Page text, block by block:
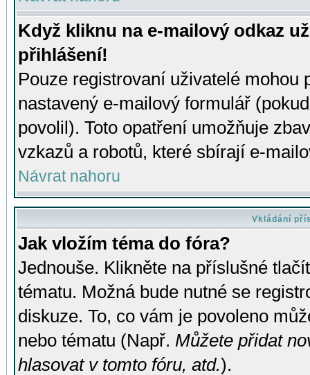
Když kliknu na e-mailový odkaz
přihlášení!
Pouze registrovaní uživatelé mohou
nastavený e-mailový formulář
povolil). Toto opatření umožňuje
vzkazů a robotů, které sbírají e-
Návrat nahoru
Vkládání
Jak vložím téma do fóra?
Jednouše. Klikněte na příslušné
tématu. Možná bude nutné se
diskuze. To, co vám je povoleno
nebo tématu (Např. Můžete přidat
hlasovat v tomto fóru, atd.).